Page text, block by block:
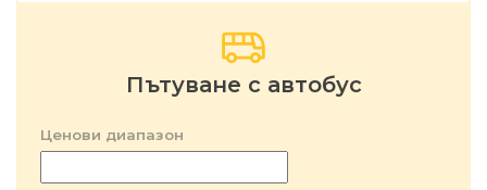
Пътуване с автобус
Ценови диапазон